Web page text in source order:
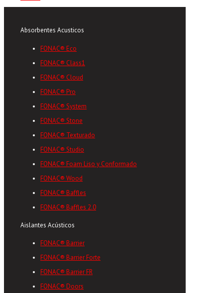
Absorbentes Acusticos
FONAC® Eco
FONAC® Class1
FONAC® Cloud
FONAC® Pro
FONAC® System
FONAC® Stone
FONAC® Texturado
FONAC® Studio
FONAC® Foam Liso y Conformado
FONAC® Wood
FONAC® Baffles
FONAC® Baffles 2.0
Aislantes Acústicos
FONAC® Barrier
FONAC® Barrier Forte
FONAC® Barrier FR
FONAC® Doors